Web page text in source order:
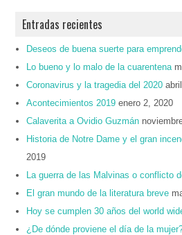
Entradas recientes
Deseos de buena suerte para
Lo bueno y lo malo de la cuarentena
Coronavirus y la tragedia del 2020
Acontecimientos 2019 enero 2, 2020
Calaverita a Ovidio Guzmán
Historia de Notre Dame y el gran
2019
La guerra de las Malvinas o conflicto
El gran mundo de la literatura breve
Hoy se cumplen 30 años del world
¿De dónde proviene el día de la